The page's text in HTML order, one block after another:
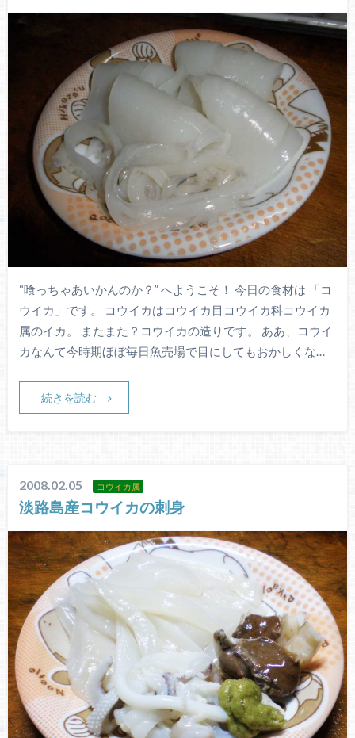
“喰っちゃあいかんのか？” へようこそ！ 今日の食材は 「コ
ウイカ」です。 コウイカはコウイカ目コウイカ科コウイカ
属のイカ。 またまた？コウイカの造りです。 ああ、コウイ
カなんて今時期ほぼ毎日魚売場で目にしてもおかしくな…
続きを読む
2008.02.05 コウイカ属
淡路島産コウイカの刺身